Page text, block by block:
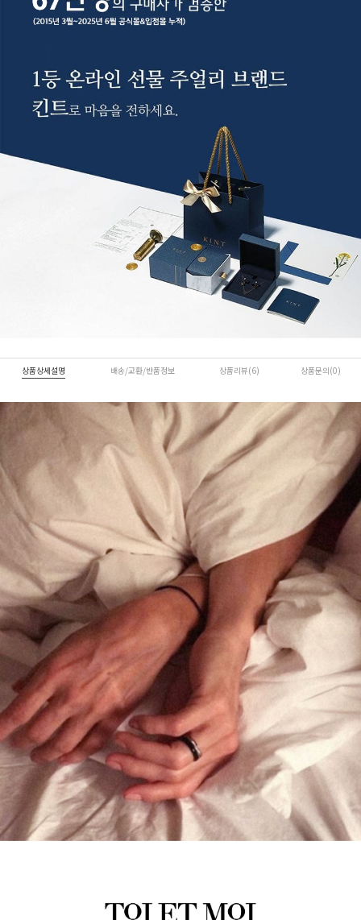
상품상세설명 배송/교환/반품정보 상품리뷰(6) 상품문의(0)